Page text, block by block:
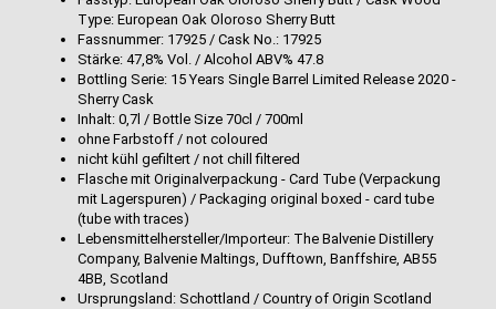
Type: European Oak Oloroso Sherry Butt
Fassnummer: 17925 / Cask No.: 17925
Stärke: 47,8% Vol. / Alcohol ABV% 47.8
Bottling Serie: 15 Years Single Barrel Limited Release 2020 -
Sherry Cask
Inhalt: 0,7l / Bottle Size 70cl / 700ml
ohne Farbstoff / not coloured
nicht kühl gefiltert / not chill filtered
Flasche mit Originalverpackung - Card Tube (Verpackung
mit Lagerspuren) / Packaging original boxed - card tube
(tube with traces)
Lebensmittelhersteller/Importeur: The Balvenie Distillery
Company, Balvenie Maltings, Dufftown, Banffshire, AB55
4BB, Scotland
Ursprungsland: Schottland / Country of Origin Scotland